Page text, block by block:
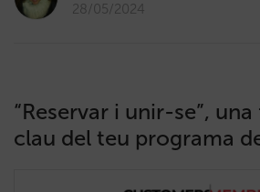
28/05/2024
“Reservar i unir-se”,
clau del teu programa